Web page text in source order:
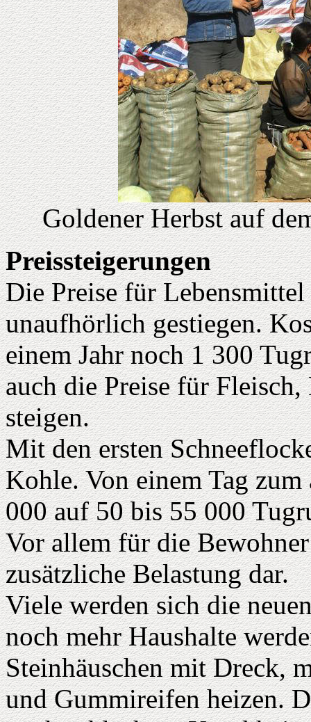
Goldener Herbst auf
Preissteigerungen
Die Preise für
unaufhörlich gestiegen.
einem Jahr noch 1 300
auch die Preise für
steigen.
Mit den ersten
Kohle. Von einem Tag
000 auf 50 bis 55 000
Vor allem für die
zusätzliche Belastung dar.
Viele werden sich die
noch mehr Haushalte
Steinhäuschen mit Dreck,
und Gummireifen heizen.